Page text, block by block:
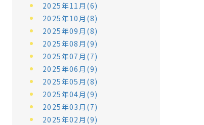
2025年11月(6)
2025年10月(8)
2025年09月(8)
2025年08月(9)
2025年07月(7)
2025年06月(9)
2025年05月(8)
2025年04月(9)
2025年03月(7)
2025年02月(9)